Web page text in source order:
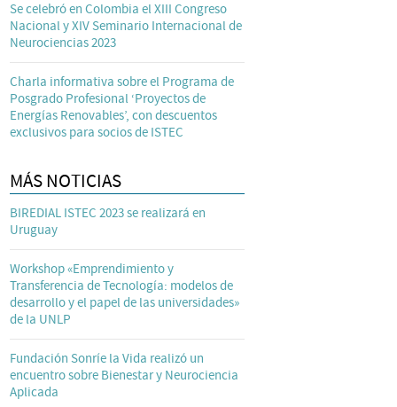
Se celebró en Colombia el XIII Congreso
Nacional y XIV Seminario Internacional de
Neurociencias 2023
Charla informativa sobre el Programa de
Posgrado Profesional ‘Proyectos de
Energías Renovables’, con descuentos
exclusivos para socios de ISTEC
MÁS NOTICIAS
BIREDIAL ISTEC 2023 se realizará en
Uruguay
Workshop «Emprendimiento y
Transferencia de Tecnología: modelos de
desarrollo y el papel de las universidades»
de la UNLP
Fundación Sonríe la Vida realizó un
encuentro sobre Bienestar y Neurociencia
Aplicada